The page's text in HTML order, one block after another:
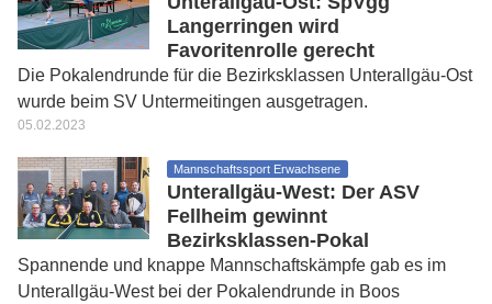
Langerringen wird
Favoritenrolle gerecht
Die Pokalendrunde für die Bezirksklassen Unterallgäu-Ost
wurde beim SV Untermeitingen ausgetragen.
05.02.2023
Mannschaftssport Erwachsene
Unterallgäu-West: Der ASV
Fellheim gewinnt
Bezirksklassen-Pokal
Spannende und knappe Mannschaftskämpfe gab es im
Unterallgäu-West bei der Pokalendrunde in Boos